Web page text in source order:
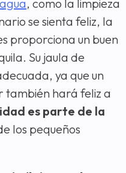
, como la limpieza
se sienta feliz, la
proporciona un buen
Su jaula de
ya que un
también hará feliz a
es parte de la
los pequeños